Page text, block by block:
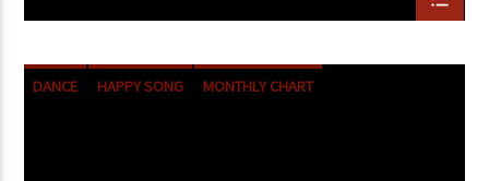
DANCE HAPPY SONG
MONTHLY CHART